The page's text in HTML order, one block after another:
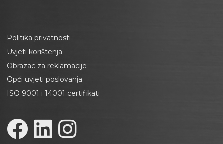
Politika privatnosti
Uvjeti korištenja
Obrazac za reklamacije
Opći uvjeti poslovanja
ISO 9001 i 14001 certifikati